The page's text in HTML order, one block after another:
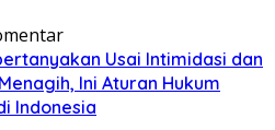
Usai Intimidasi dan
Ini Aturan Hukum
Indonesia